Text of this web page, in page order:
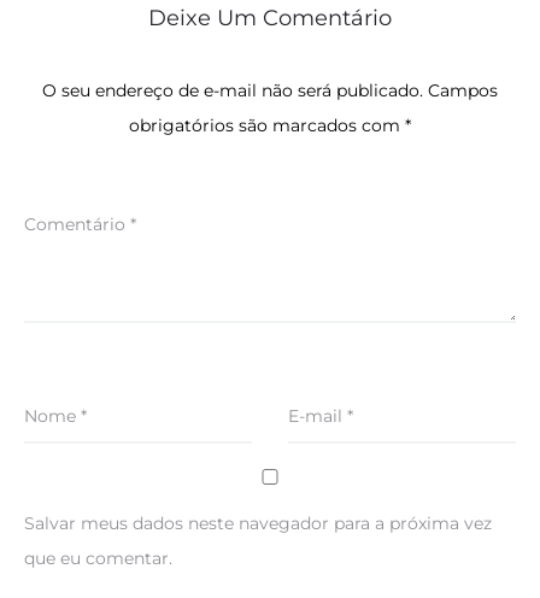
Deixe Um Comentário
O seu endereço de e-mail não será publicado. Campos
obrigatórios são marcados com *
Comentário *
Nome * E-mail *
Salvar meus dados neste navegador para a próxima vez
que eu comentar.